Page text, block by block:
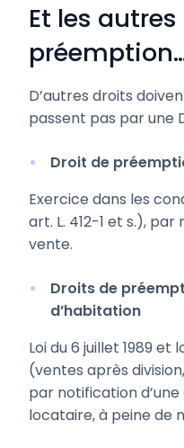
Et les
D’autres droits
passent pas par une
Droit de
Exercice dans les
art. L. 412-1 et s.),
vente.
Droits de
d’habitation
Loi du 6 juillet 1989 et
(ventes après
par notification
locataire, à peine de